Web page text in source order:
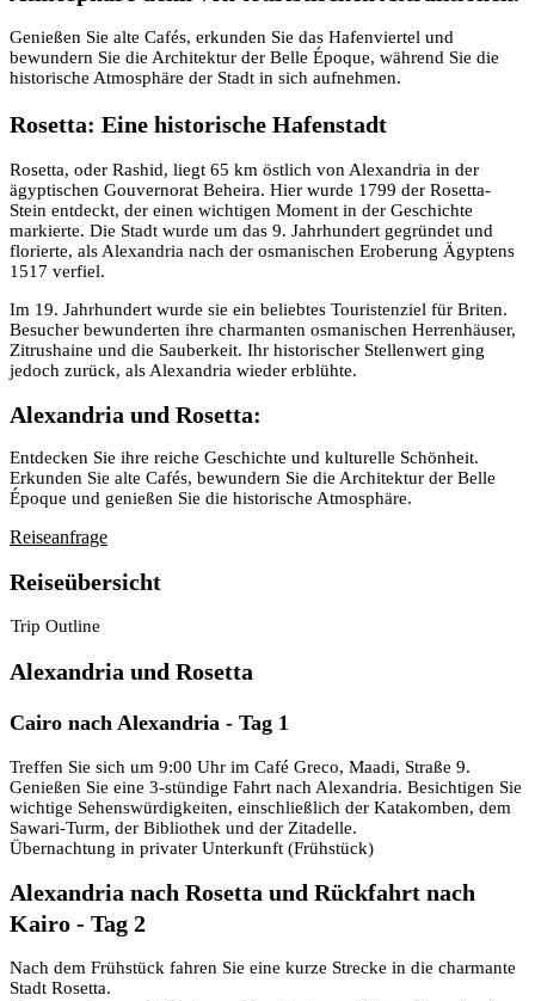
Genießen Sie alte Cafés, erkunden Sie das Hafenviertel und
bewundern Sie die Architektur der Belle Époque, während Sie die
historische Atmosphäre der Stadt in sich aufnehmen.
Rosetta: Eine historische Hafenstadt
Rosetta, oder Rashid, liegt 65 km östlich von Alexandria in der
ägyptischen Gouvernorat Beheira. Hier wurde 1799 der Rosetta-
Stein entdeckt, der einen wichtigen Moment in der Geschichte
markierte. Die Stadt wurde um das 9. Jahrhundert gegründet und
florierte, als Alexandria nach der osmanischen Eroberung Ägyptens
1517 verfiel.
Im 19. Jahrhundert wurde sie ein beliebtes Touristenziel für Briten.
Besucher bewunderten ihre charmanten osmanischen Herrenhäuser,
Zitrushaine und die Sauberkeit. Ihr historischer Stellenwert ging
jedoch zurück, als Alexandria wieder erblühte.
Alexandria und Rosetta:
Entdecken Sie ihre reiche Geschichte und kulturelle Schönheit.
Erkunden Sie alte Cafés, bewundern Sie die Architektur der Belle
Époque und genießen Sie die historische Atmosphäre.
Reiseanfrage
Reiseübersicht
Trip Outline
Alexandria und Rosetta
Cairo nach Alexandria - Tag 1
Treffen Sie sich um 9:00 Uhr im Café Greco, Maadi, Straße 9.
Genießen Sie eine 3-stündige Fahrt nach Alexandria. Besichtigen Sie
wichtige Sehenswürdigkeiten, einschließlich der Katakomben, dem
Sawari-Turm, der Bibliothek und der Zitadelle.
Übernachtung in privater Unterkunft (Frühstück)
Alexandria nach Rosetta und Rückfahrt nach
Kairo - Tag 2
Nach dem Frühstück fahren Sie eine kurze Strecke in die charmante
Stadt Rosetta.